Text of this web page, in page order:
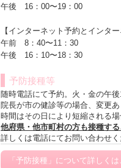
午後 16：00〜19：00
【インターネット予約とインタ
午前 8：40〜11：30
午後 16：10〜18：30
予防接種等
随時電話にて予約。火・金の午後
院長が市の健診等の場合、変更あ
時間はその日により短縮される場
他府県・他市町村の方も接種する
詳しくは電話にてお問い合わせく
「予防接種」について詳しく